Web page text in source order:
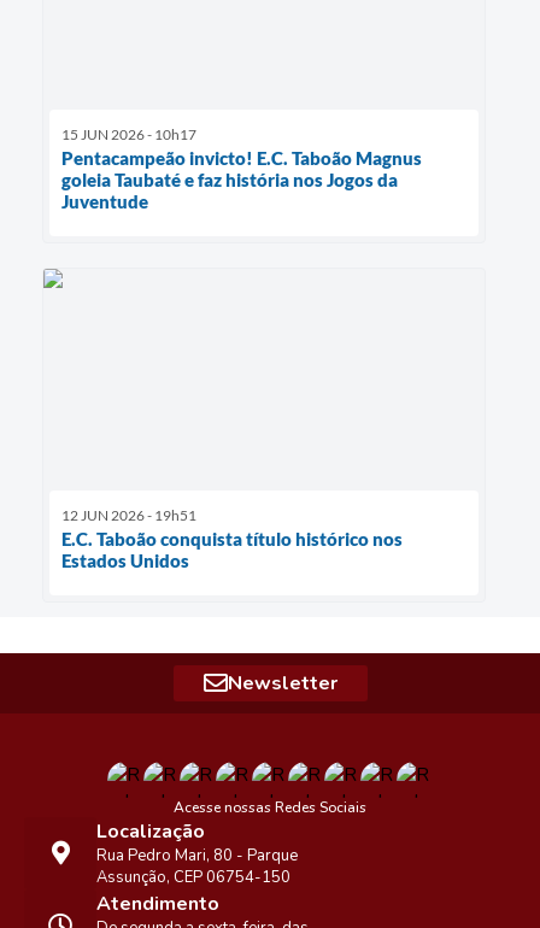
15 JUN 2026 - 10h17
Pentacampeão invicto! E.C. Taboão Magnus
goleia Taubaté e faz história nos Jogos da
Juventude
12 JUN 2026 - 19h51
E.C. Taboão conquista título histórico nos
Estados Unidos
Newsletter
Acesse nossas Redes Sociais
Localização
Rua Pedro Mari, 80 - Parque
Assunção, CEP 06754-150
Atendimento